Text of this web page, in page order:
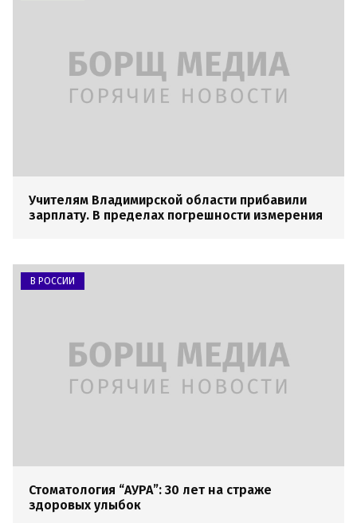
Учителям Владимирской области прибавили
зарплату. В пределах погрешности измерения
В РОССИИ
Стоматология “АУРА”: 30 лет на страже
здоровых улыбок